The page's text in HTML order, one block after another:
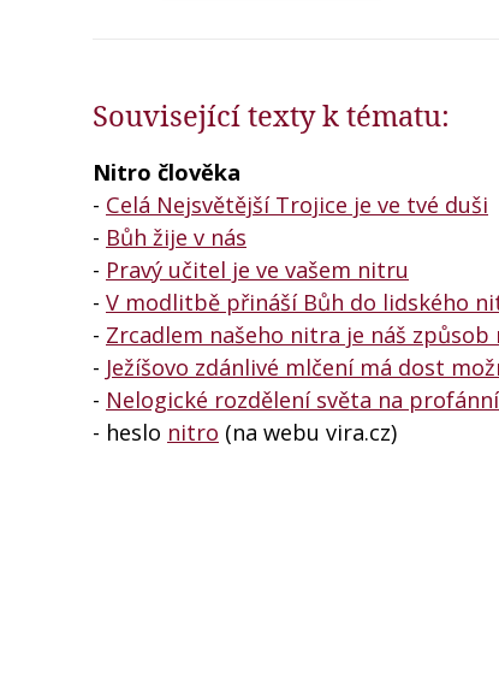
Související texty k tématu:
Nitro člověka
- Celá Nejsvětější Trojice je ve tvé duši
- Bůh žije v nás
- Pravý učitel je ve vašem nitru
- V modlitbě přináší Bůh do lidského
- Zrcadlem našeho nitra je náš
- Ježíšovo zdánlivé mlčení má dost
- Nelogické rozdělení světa na
- heslo nitro (na webu vira.cz)